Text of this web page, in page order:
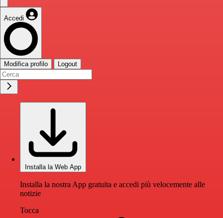
Accedi
Modifica profilo Logout
Installa la Web App
Installa la nostra App gratuita e accedi più velocemente alle
notizie
Tocca